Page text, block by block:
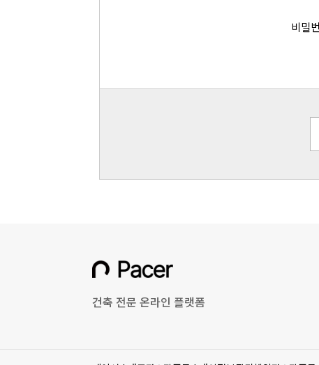
비밀
건축 전문 온라인 플랫폼